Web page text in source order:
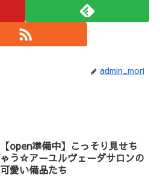
admin_mori
【open準備中】こっそり見せち
ゃう☆アーユルヴェーダサロンの
可愛い備品たち